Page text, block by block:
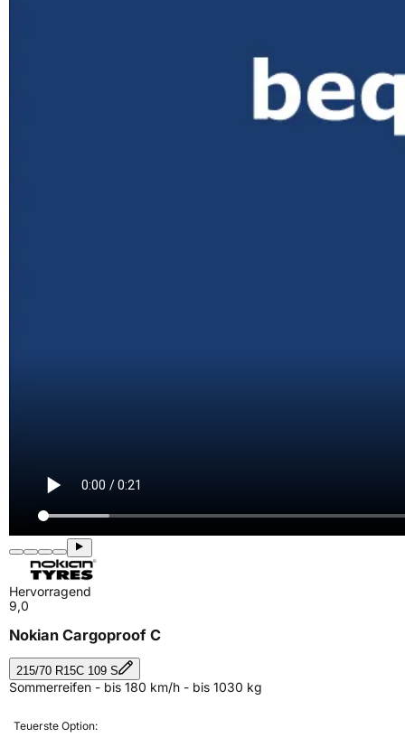
Hervorragend
9,0
Nokian Cargoproof C
215/70 R15C 109 S
Sommerreifen - bis 180 km/h - bis 1030 kg
Teuerste Option: